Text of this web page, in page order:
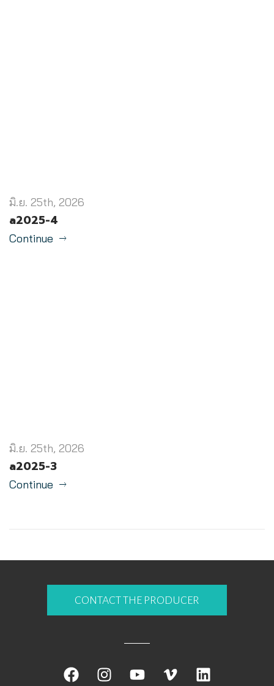
มิ.ย. 25th, 2026
a2025-4
Continue
มิ.ย. 25th, 2026
a2025-3
Continue
CONTACT THE PRODUCER